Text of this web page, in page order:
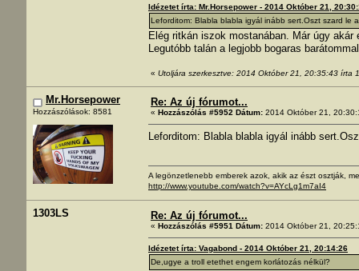
Idézetet írta: Mr.Horsepower - 2014 Október 21,
Leforditom: Blabla blabla igyál inább sert.Oszt szard le
Elég ritkán iszok mostanában. Már úgy akár
Legutóbb talán a legjobb bogaras
« Utoljára szerkesztve: 2014 Október 21, 20:35:43 írta
Mr.Horsepower
Hozzászólások: 8581
Re: Az új fórumot...
« Hozzászólás #5952 Dátum: 2014 Október 21,
Leforditom: Blabla blabla igyál inább
A legönzetlenebb emberek azok, akik az észt osztják,
http://www.youtube.com/watch?v=AYcLg1m7aI4
1303LS Re: Az új fórumot...
« Hozzászólás #5951 Dátum: 2014 Október 21,
Idézetet írta: Vagabond - 2014 Október 21, 20:14:26
De,ugye a troll etethet engem korlátozás nélkül?